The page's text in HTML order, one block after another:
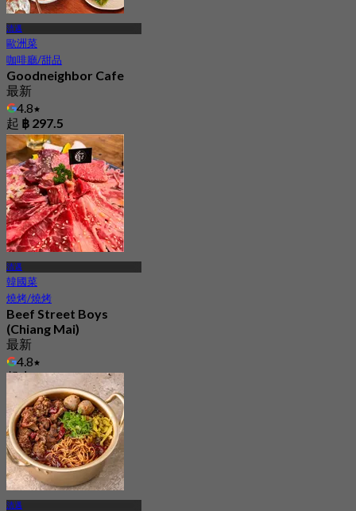
清邁
歐洲菜
咖啡廳/甜品
Goodneighbor Cafe
最新
4.8
起 ฿ 297.5
清邁
韓國菜
燒烤/燒烤
Beef Street Boys
(Chiang Mai)
最新
4.8
起฿ 216.66
清邁